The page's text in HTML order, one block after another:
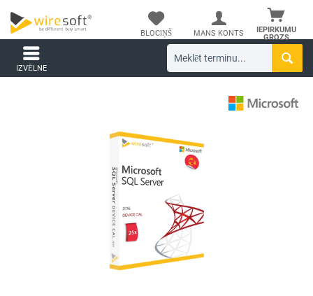
IEPIRKUMU
GROZS
BLOCIŅŠ MANS KONTS
IZVĒLNE